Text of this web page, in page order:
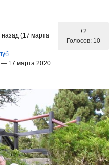
(17 марта
— 17 марта 2020
+2
Голосов: 10